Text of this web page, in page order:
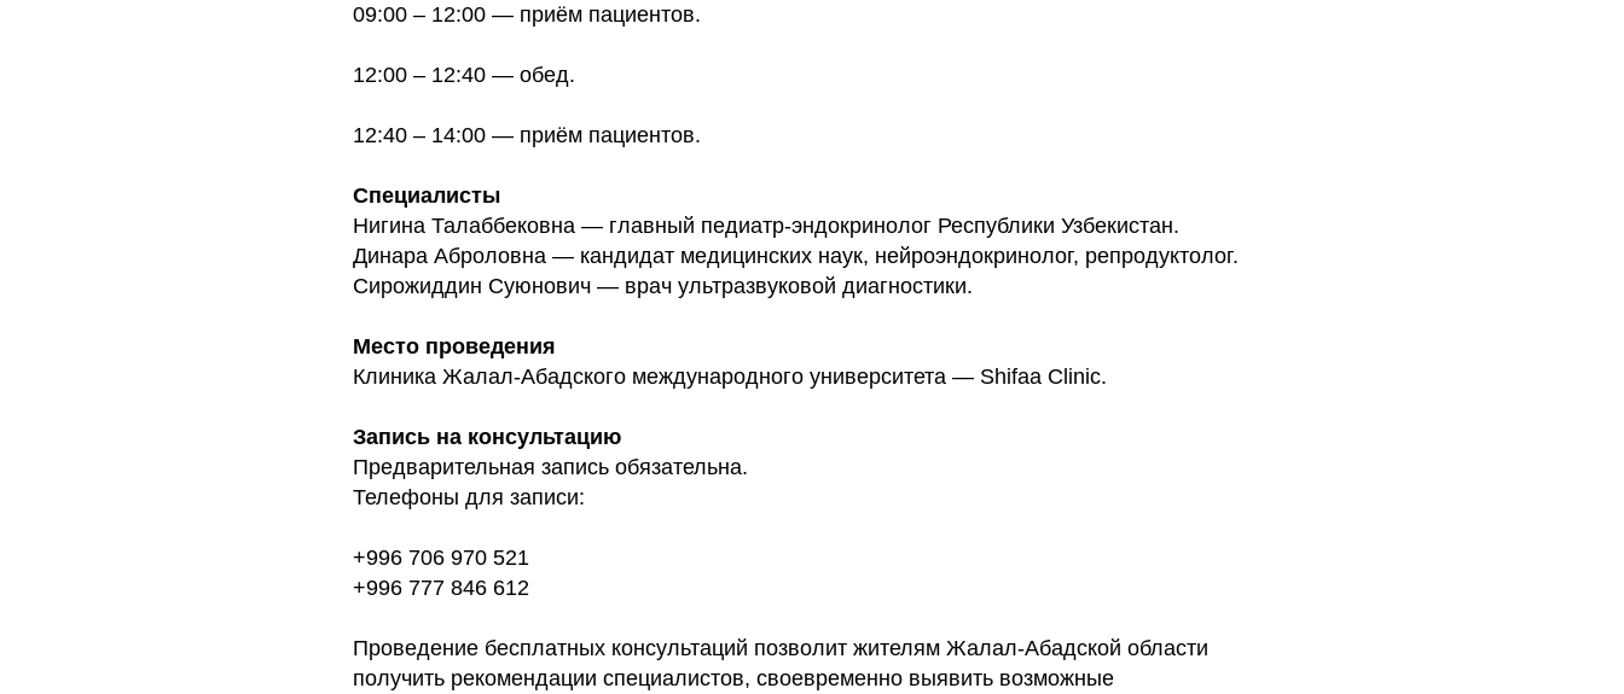
09:00 – 12:00 — приём пациентов.
12:00 – 12:40 — обед.
12:40 – 14:00 — приём пациентов.
Специалисты
Нигина Талаббековна — главный педиатр-эндокринолог Республики Узбекистан.
Динара Аброловна — кандидат медицинских наук, нейроэндокринолог, репродуктолог.
Сирожиддин Суюнович — врач ультразвуковой диагностики.
Место проведения
Клиника Жалал-Абадского международного университета — Shifaa Clinic.
Запись на консультацию
Предварительная запись обязательна.
Телефоны для записи:
+996 706 970 521
+996 777 846 612
Проведение бесплатных консультаций позволит жителям Жалал-Абадской области
получить рекомендации специалистов, своевременно выявить возможные